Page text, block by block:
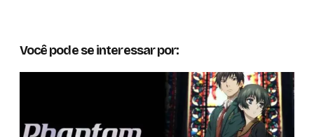
Você pode se interessar por: